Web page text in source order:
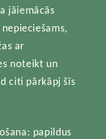
jāiemācās
ar
noteikt un
citi pārkāpj šīs
papildus